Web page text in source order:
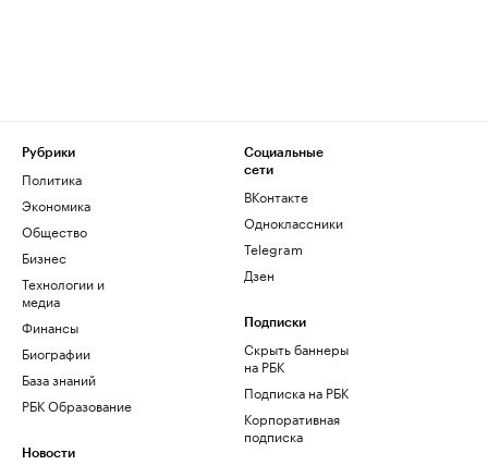
Рубрики
Политика
Экономика
Общество
Бизнес
Технологии и
медиа
Финансы
Биографии
База знаний
РБК Образование
Новости
Социальные
сети
ВКонтакте
Одноклассники
Telegram
Дзен
Подписки
Скрыть баннеры
на РБК
Подписка на РБК
Корпоративная
подписка